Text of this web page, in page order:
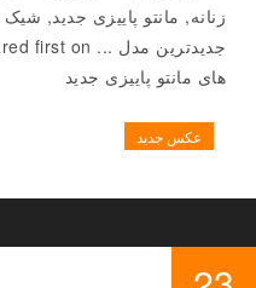
زنانه, مانتو پاییزی جدید,
های مانتو پاییزی جدید
عکس جدید